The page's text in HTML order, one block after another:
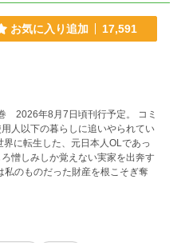
お気に入り追加 17,591
に転生した、元日本人OLであっ